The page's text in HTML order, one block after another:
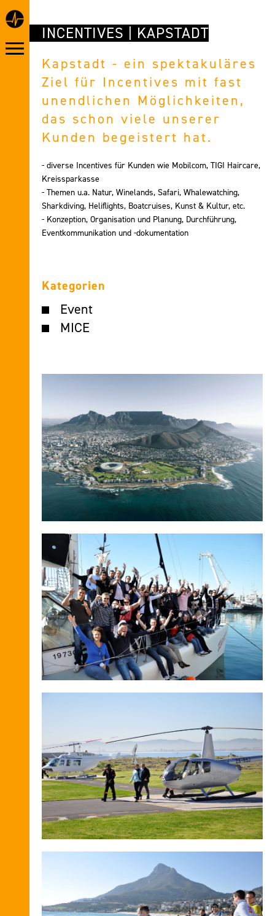
INCENTIVES | KAPSTADT
Kapstadt - ein spektakuläres
Ziel für Incentives mit fast
unendlichen Möglichkeiten,
das schon viele unserer
Kunden begeistert hat.
- diverse Incentives für Kunden wie Mobilcom, TIGI Haircare,
Kreissparkasse
- Themen u.a. Natur, Winelands, Safari, Whalewatching,
Sharkdiving, Heliflights, Boatcruises, Kunst & Kultur, etc.
- Konzeption, Organisation und Planung, Durchführung,
Eventkommunikation und -dokumentation
Kategorien
Event
MICE